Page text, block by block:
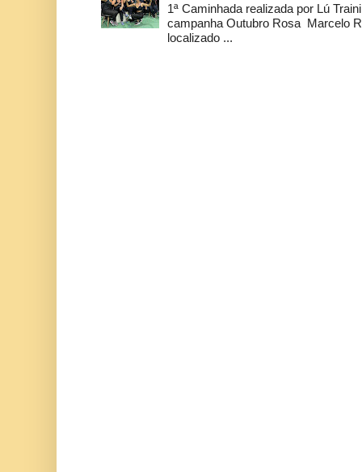
1ª Caminhada realizada por Lú
campanha Outubro Rosa Marcelo
localizado ...